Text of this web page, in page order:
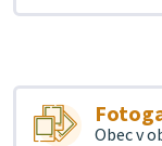
Obec v